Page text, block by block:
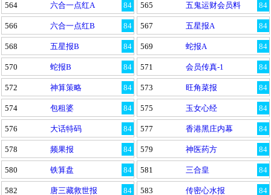
84
564 六合一点红A 84
565 五鬼运财会员料
84
566 六合一点红B 84
567 五星报A
84
568 五星报B 84
569 蛇报A
84
570 蛇报B 84
571 会员传真-1
84
572 神算策略 84
573 旺角菜报
84
574 包租婆 84
575 玉女心经
84
576 大话特码 84
577 香港黑庄内幕
84
578 频果报 84
579 神医药方
84
580 铁算盘 84
581 三合皇
84
582 唐三藏救世报 84
583 传密心水报